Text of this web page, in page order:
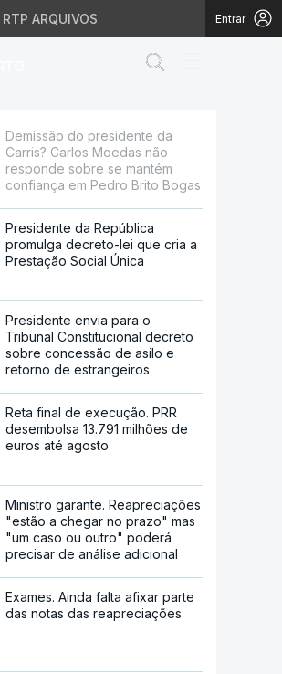
RTP ARQUIVOS Entrar
não
Demissão do presidente da
Carris? Carlos Moedas não
responde sobre se mantém
confiança em Pedro Brito Bogas
Presidente da República
promulga decreto-lei que cria a
Prestação Social Única
Presidente envia para o
Tribunal Constitucional decreto
sobre concessão de asilo e
retorno de estrangeiros
Reta final de execução. PRR
desembolsa 13.791 milhões de
euros até agosto
Ministro garante. Reapreciações
"estão a chegar no prazo" mas
"um caso ou outro" poderá
precisar de análise adicional
Exames. Ainda falta afixar parte
das notas das reapreciações